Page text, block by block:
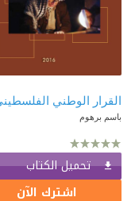
باسم برهوم
تحميل الكتاب
اشترك الآن